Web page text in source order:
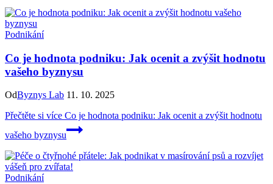
Podnikání
Co je hodnota podniku: Jak ocenit a zvýšit hodnotu
vašeho byznysu
OdByznys Lab 11. 10. 2025
Přečtěte si více Co je hodnota podniku: Jak ocenit a zvýšit hodnotu
vašeho byznysu
Podnikání